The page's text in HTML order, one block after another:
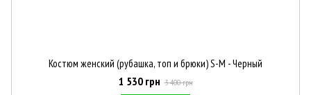
Костюм женский (рубашка, топ и брюки) S-M - Черный
1 530 грн 3 400 грн